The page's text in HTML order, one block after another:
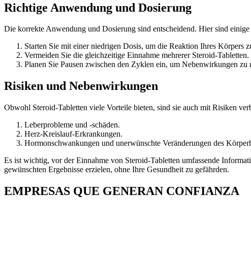
Richtige Anwendung und Dosierung
Die korrekte Anwendung und Dosierung sind entscheidend. Hier sind einige
Starten Sie mit einer niedrigen Dosis, um die Reaktion Ihres Körpers
Vermeiden Sie die gleichzeitige Einnahme mehrerer Steroid-Tabletten.
Planen Sie Pausen zwischen den Zyklen ein, um Nebenwirkungen zu
Risiken und Nebenwirkungen
Obwohl Steroid-Tabletten viele Vorteile bieten, sind sie auch mit Risiken
Leberprobleme und -schäden.
Herz-Kreislauf-Erkrankungen.
Hormonschwankungen und unerwünschte Veränderungen des
Es ist wichtig, vor der Einnahme von Steroid-Tabletten umfassende
gewünschten Ergebnisse erzielen, ohne Ihre Gesundheit zu gefährden.
EMPRESAS QUE GENERAN CONFIANZA